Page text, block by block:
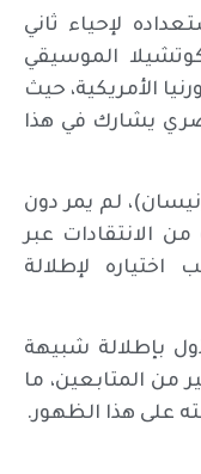
لإحياء ثاني
الموسيقي
الأمريكية، حيث
يشارك في هذا
أقيم في 14 أبريل (نيسان)، لم يمر دون
الانتقادات عبر
اختياره لإطلالة
بإطلالة شبيهة
من المتابعين، ما
على هذا الظهور.